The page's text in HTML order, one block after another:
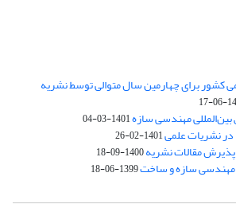
کشور برای چهارمین سال متوالی توسط نشریه
مهندسی سازه1401-03-04
در نشریات علمی1401-02-26
مقالات نشریه1400-09-18
1399-06-18